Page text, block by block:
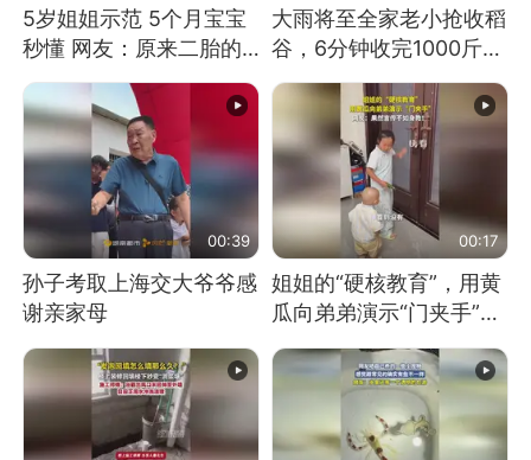
5岁姐姐示范 5个月宝宝
秒懂 网友：原来二胎的
快乐长这样
大雨将至全家老小抢收稻
谷，6分钟收完1000斤，
没有一个人掉链子
00:39
孙子考取上海交大爷爷感
谢亲家母
00:17
姐姐的“硬核教育”，用黄
瓜向弟弟演示“门夹手”，
网友：果然言传不如身
教！